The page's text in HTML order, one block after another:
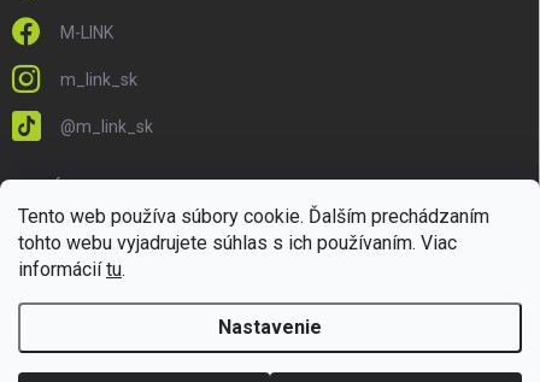
Tento web používa súbory cookie. Ďalším prechádzaním
tohto webu vyjadrujete súhlas s ich používaním. Viac
informáciítu.
Nastavenie
M-LINK
m_link_sk
@m_link_sk
Copyright 2026M-LINK.sk. Všetky práva vyhradené.Upraviť nastavenie